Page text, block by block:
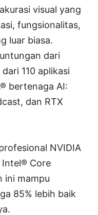
visual yang
fungsionalitas,
luar biasa.
dari
110 aplikasi
bertenaga AI:
dan RTX
NVIDIA
Intel® Core
ini mampu
85% lebih baik